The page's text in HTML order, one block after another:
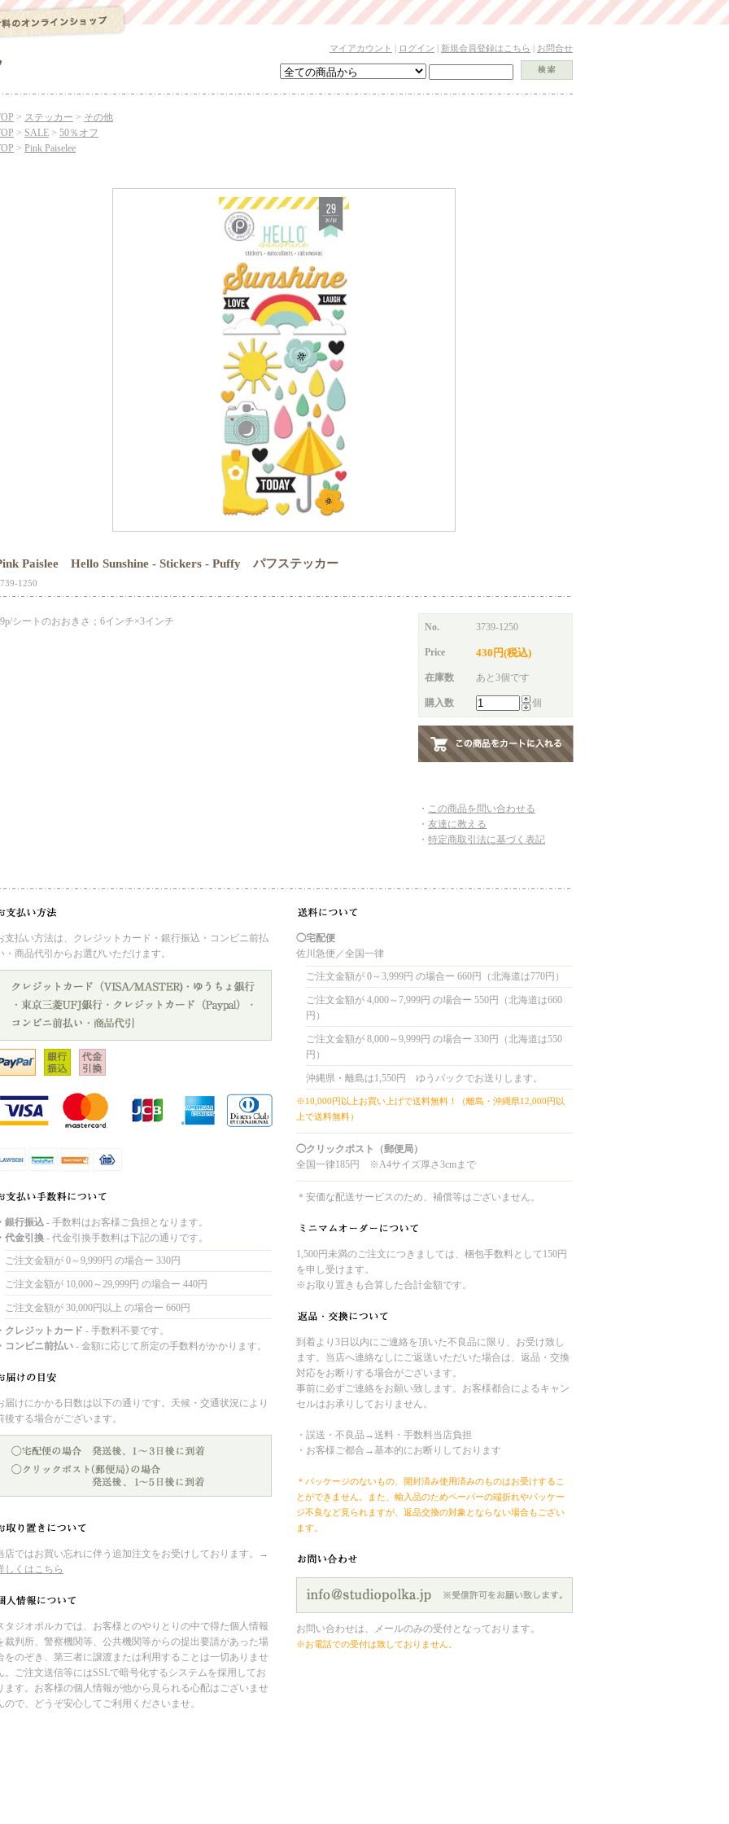
マイアカウント | ログイン | 新規会員登録はこちら | お問合せ
> ステッカー > その他
> SALE > 50％オフ
> Pink Paiselee
Paislee Hello Sunshine - Stickers - Puffy パフステッカー
1250
シートのおおきさ；6インチ×3インチ No. 3739-1250
Price 430円(税込)
在庫数 あと3個です
購入数 個
・ この商品を問い合わせる
・ 友達に教える
・ 特定商取引法に基づく表記
支払い方法は、クレジットカード・銀行振込・コンビニ前払
・商品代引からお選びいただけます。
銀行振込 - 手数料はお客様ご負担となります。
代金引換 - 代金引換手数料は下記の通りです。
ご注文金額が 0～9,999円 の場合ー 330円
ご注文金額が 10,000～29,999円 の場合ー 440円
ご注文金額が 30,000円以上 の場合ー 660円
クレジットカード - 手数料不要です。
コンビニ前払い - 金額に応じて所定の手数料がかかります。
届けにかかる日数は以下の通りです。天候・交通状況により
後する場合がございます。
店ではお買い忘れに伴う追加注文をお受けしております。→
しくはこちら
タジオポルカでは、お客様とのやりとりの中で得た個人情報
裁判所、警察機関等、公共機関等からの提出要請があった場
をのぞき、第三者に譲渡または利用することは一切ありませ
。ご注文送信等にはSSLで暗号化するシステムを採用してお
ます。お客様の個人情報が他から見られる心配はございませ
ので、どうぞ安心してご利用くださいませ。
◯宅配便
佐川急便／全国一律
ご注文金額が 0～3,999円 の場合ー 660円（北海道は770円）
ご注文金額が 4,000～7,999円 の場合ー 550円（北海道は660
円）
ご注文金額が 8,000～9,999円 の場合ー 330円（北海道は550
円）
沖縄県・離島は1,550円 ゆうパックでお送りします。
※10,000円以上お買い上げで送料無料！（離島・沖縄県12,000円以
上で送料無料）
◯クリックポスト（郵便局）
全国一律185円 ※A4サイズ厚さ3cmまで
＊安価な配送サービスのため、補償等はございません。
1,500円未満のご注文につきましては、梱包手数料として150円
を申し受けます。
※お取り置きも合算した合計金額です。
到着より3日以内にご連絡を頂いた不良品に限り、お受け致し
ます。当店へ連絡なしにご返送いただいた場合は、返品・交換
対応をお断りする場合がございます。
事前に必ずご連絡をお願い致します。お客様都合によるキャン
セルはお承りしておりません。
・誤送・不良品→送料・手数料当店負担
・お客様ご都合→基本的にお断りしております
＊パッケージのないもの、開封済み使用済みのものはお受けするこ
とができません。また、輸入品のためペーパーの端折れやパッケー
ジ不良など見られますが、返品交換の対象とならない場合もござい
ます。
お問い合わせは、メールのみの受付となっております。
※お電話での受付は致しておりません。